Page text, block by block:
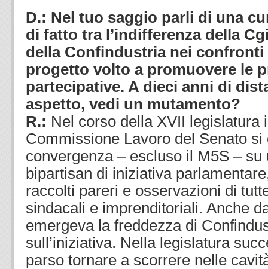
D.: Nel tuo saggio parli di una
di fatto tra l’indifferenza della
della Confindustria nei confronti
progetto volto a promuovere le
partecipative. A dieci anni di
aspetto, vedi un mutamento?
R.: Nel corso della XVII legislatura
Commissione Lavoro del Senato
convergenza – escluso il M5S – su
bipartisan di iniziativa
raccolti pareri e osservazioni di
sindacali e imprenditoriali. Anche
emergeva la freddezza di
sull’iniziativa. Nella legislatura
parso tornare a scorrere nelle